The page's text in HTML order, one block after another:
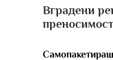
Вградени